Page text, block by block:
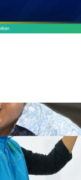
jadi Kunci
POWER
Baru
Charging
ENERGY , HEADLINES